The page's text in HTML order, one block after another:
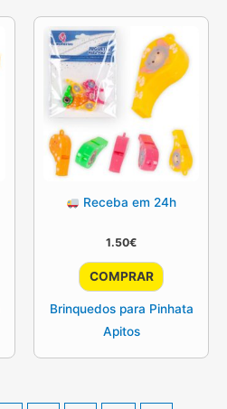
Receba em 24h
1.50€
COMPRAR
Brinquedos para Pinhata
Apitos